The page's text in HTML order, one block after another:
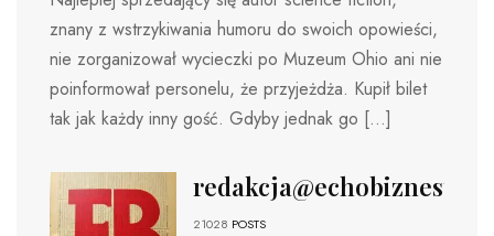
znany z wstrzykiwania humoru do swoich opowieści,
nie zorganizował wycieczki po Muzeum Ohio ani nie
poinformował personelu, że przyjeżdża. Kupił bilet
tak jak każdy inny gość. Gdyby jednak go […]
redakcja@echobiznesu.pl
21028 POSTS